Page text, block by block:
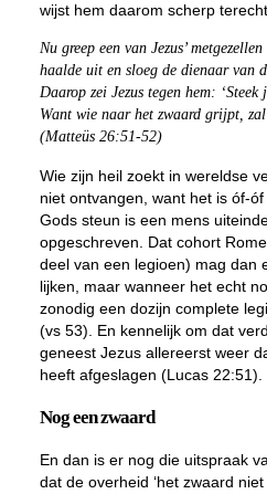
wijst hem daarom scherp
Nu greep een van Jezus’
haalde uit en sloeg de dienaar van
Daarop zei Jezus tegen hem:
Want wie naar het zwaard grijpt,
(Matteüs 26:51-52)
Wie zijn heil zoekt in wereldse
niet ontvangen, want het is óf-
Gods steun is een mens
opgeschreven. Dat cohort
deel van een legioen) mag dan
lijken, maar wanneer het echt
zonodig een dozijn complete
(vs 53). En kennelijk om dat
geneest Jezus allereerst weer
heeft afgeslagen (Lucas 22:51).
Nog een zwaard
En dan is er nog die uitspraak
dat de overheid ‘het zwaard